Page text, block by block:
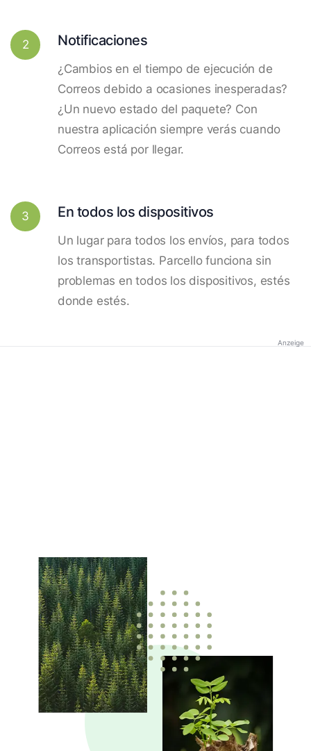
2 Notificaciones
¿Cambios en el tiempo de ejecución de
Correos debido a ocasiones inesperadas?
¿Un nuevo estado del paquete? Con
nuestra aplicación siempre verás cuando
Correos está por llegar.
3 En todos los dispositivos
Un lugar para todos los envíos, para todos
los transportistas. Parcello funciona sin
problemas en todos los dispositivos, estés
donde estés.
Anzeige